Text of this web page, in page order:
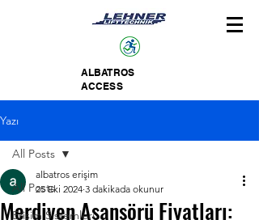
ALBATROS
ACCESS
Yazı
All Posts
Erişim Sistemleri
All Posts
Merdiven Asansörü Fiyatları:
albatros erişim
25 Eki 2024 3 dakikada okunur